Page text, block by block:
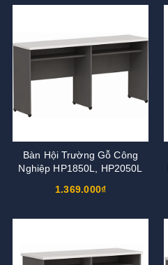
Bàn Hội Trường Gỗ Công
Nghiệp HP1850L, HP2050L
1.369.000₫